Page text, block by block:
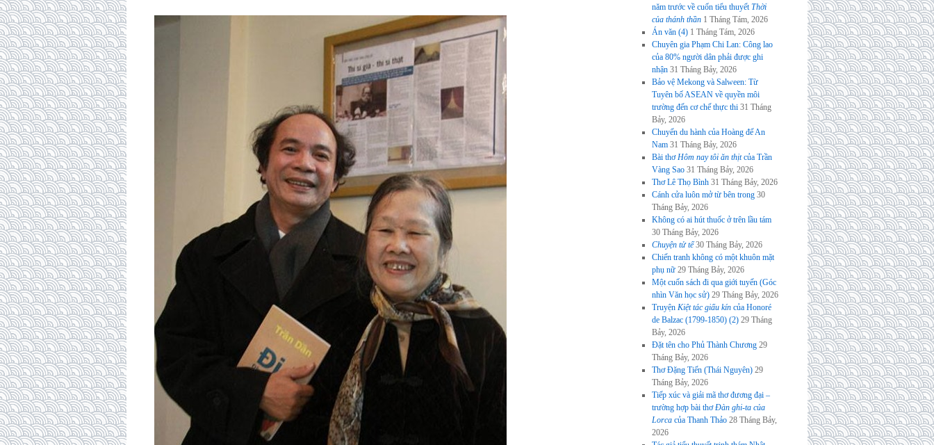
năm trước về cuốn tiểu thuyếtThời
của thánh thần 1 Tháng Tám, 2026
Án văn (4) 1 Tháng Tám, 2026
Chuyên gia Phạm Chi Lan: Công lao
của 80% người dân phải được ghi
nhận 31 Tháng Bảy, 2026
Bảo vệ Mekong và Salween: Từ
Tuyên bố ASEAN về quyền môi
trường đến cơ chế thực thi 31 Tháng
Bảy, 2026
Chuyến du hành của Hoàng đế An
Nam 31 Tháng Bảy, 2026
Bài thơHôm nay tôi ăn thịtcủa Trần
Vàng Sao 31 Tháng Bảy, 2026
Thơ Lê Thọ Bình 31 Tháng Bảy, 2026
Cánh cửa luôn mở từ bên trong 30
Tháng Bảy, 2026
Không có ai hút thuốc ở trên lầu tám
30 Tháng Bảy, 2026
Chuyện tử tế 30 Tháng Bảy, 2026
Chiến tranh không có một khuôn mặt
phụ nữ 29 Tháng Bảy, 2026
Một cuốn sách đi qua giới tuyến (Góc
nhìn Văn học sử) 29 Tháng Bảy, 2026
Truyện Kiệt tác giấu kíncủa Honoré
de Balzac (1799-1850) (2) 29 Tháng
Bảy, 2026
Đặt tên cho Phủ Thành Chương 29
Tháng Bảy, 2026
Thơ Đặng Tiến (Thái Nguyên) 29
Tháng Bảy, 2026
Tiếp xúc và giải mã thơ đương đại –
trường hợp bài thơĐàn ghi-ta của
Lorcacủa Thanh Thảo 28 Tháng Bảy,
2026